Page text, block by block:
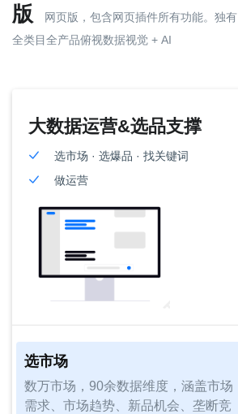
版
网页版，包含网页插件所有功能。独有
全类目全产品俯视数据视觉 + AI
大数据运营&选品支撑
选市场 · 选爆品 · 找关键词
做运营
选市场
数万市场，90余数据维度，涵盖市场
需求、市场趋势、新品机会、垄断竞